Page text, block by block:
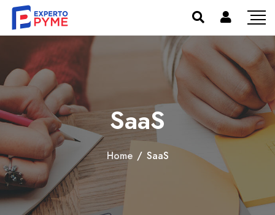
SaaS
Home / SaaS